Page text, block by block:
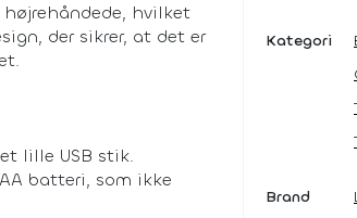
højrehåndede, hvilket
der sikrer, at det er
lille USB stik.
batteri, som ikke
Kategori
Brand